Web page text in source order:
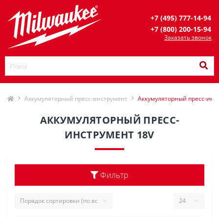
+7 (495) 777-14-94
+7 (800) 200-15-94
Заказать звонок
Аккумуляторный пресс-инструмент Аккумуляторный пресс-
АККУМУЛЯТОРНЫЙ ПРЕСС-
ИНСТРУМЕНТ 18V
Фильтр